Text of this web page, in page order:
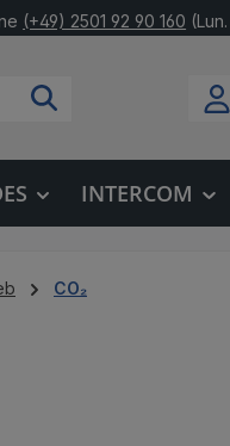
(+49) 2501 92 90 160
INTERCOM
CO₂